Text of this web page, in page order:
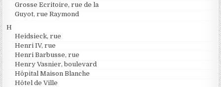
Grosse Ecritoire, rue de la
Guyot, rue Raymond
H
Heidsieck, rue
Henri IV, rue
Henri Barbusse, rue
Henry Vasnier, boulevard
Hôpital Maison Blanche
Hôtel de Ville